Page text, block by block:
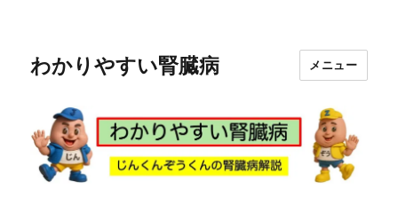
わかりやすい腎臓病 メニュー